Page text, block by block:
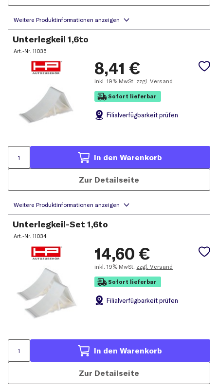
Unterlegkeil 1,6to
Art.-Nr.11035
8,41 €
inkl. 19% MwSt. zzgl. Versand
Sofort lieferbar
Filialverfügbarkeit prüfen
In den Warenkorb
Zur Detailseite
Unterlegkeil-Set 1,6to
Art.-Nr.11034
14,60 €
inkl. 19% MwSt. zzgl. Versand
Sofort lieferbar
Filialverfügbarkeit prüfen
In den Warenkorb
Zur Detailseite